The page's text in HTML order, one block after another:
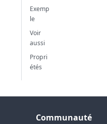
Exemp
le
Voir
aussi
Propri
étés
Communauté